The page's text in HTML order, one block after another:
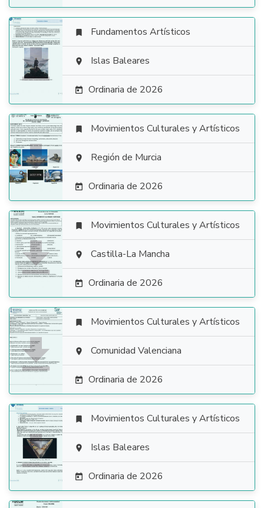

 Fundamentos Artísticos
 Islas Baleares
 Ordinaria de 2026

 Movimientos Culturales y Artísticos
 Región de Murcia
 Ordinaria de 2026

 Movimientos Culturales y Artísticos
 Castilla-La Mancha
 Ordinaria de 2026

 Movimientos Culturales y Artísticos
 Comunidad Valenciana
 Ordinaria de 2026

 Movimientos Culturales y Artísticos
 Islas Baleares
 Ordinaria de 2026